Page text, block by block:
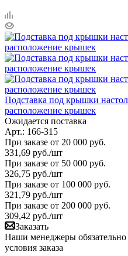
Подставка под крышки
расположение крышек
Ожидается поставка
Арт.: 166-315
При заказе от 20 000 руб.
331,69 руб./шт
При заказе от 50 000 руб.
326,75 руб./шт
При заказе от 100 000 руб.
321,79 руб./шт
При заказе от 200 000 руб.
309,42 руб./шт
Заказать
Наши менеджеры обязательно
условия заказа